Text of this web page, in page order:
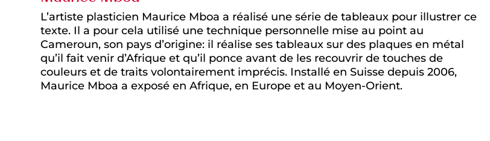
L’artiste plasticien Maurice Mboa a réalisé une série de tableaux pour illustrer ce
texte. Il a pour cela utilisé une technique personnelle mise au point au
Cameroun, son pays d’origine: il réalise ses tableaux sur des plaques en métal
qu’il fait venir d’Afrique et qu’il ponce avant de les recouvrir de touches de
couleurs et de traits volontairement imprécis. Installé en Suisse depuis 2006,
Maurice Mboa a exposé en Afrique, en Europe et au Moyen-Orient.